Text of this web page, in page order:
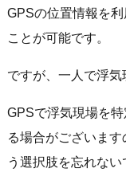
GPSの位置情報を
ことが可能です。
ですが、一人で浮気
GPSで浮気現場を
る場合がございま
う選択肢を忘れない